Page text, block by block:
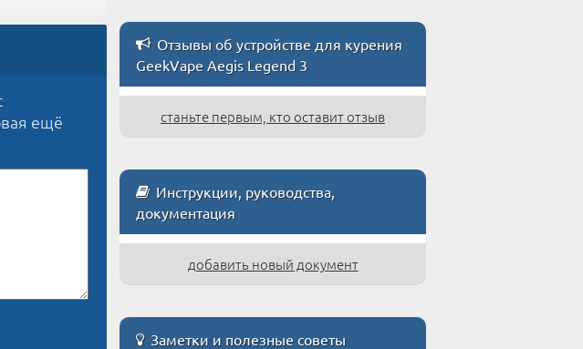
ещё
Отзывы об устройстве для курения
GeekVape Aegis Legend 3
станьте первым, кто оставит отзыв
Инструкции, руководства,
документация
добавить новый документ
Заметки и полезные советы